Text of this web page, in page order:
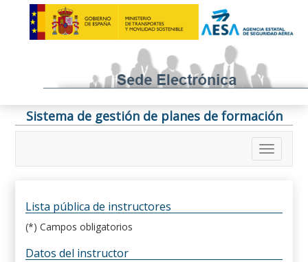
Sistema de gestión de planes de formación
Lista pública de instructores
(*) Campos obligatorios
Datos del instructor